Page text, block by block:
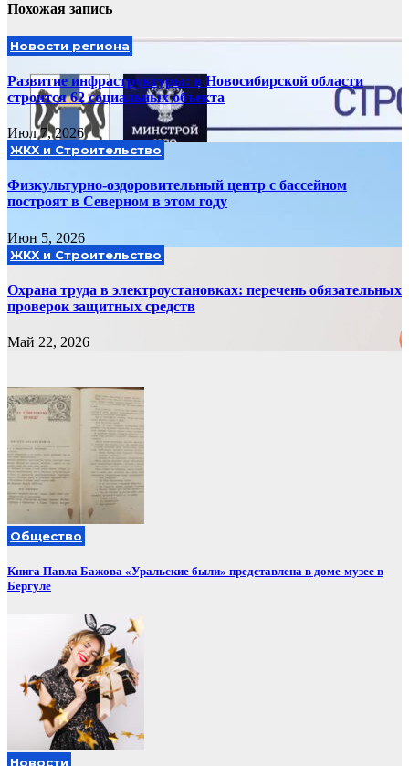
Похожая запись
Новости региона
Развитие инфраструктуры: в Новосибирской области
строится 62 социальных объекта
Июл 7, 2026
ЖКХ и Строительство
Физкультурно-оздоровительный центр с бассейном
построят в Северном в этом году
Июн 5, 2026
ЖКХ и Строительство
Охрана труда в электроустановках: перечень обязательных
проверок защитных средств
Май 22, 2026
Общество
Книга Павла Бажова «Уральские были» представлена в доме-музее в
Бергуле
Новости